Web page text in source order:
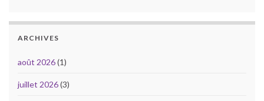
ARCHIVES
août 2026(1)
juillet 2026(3)